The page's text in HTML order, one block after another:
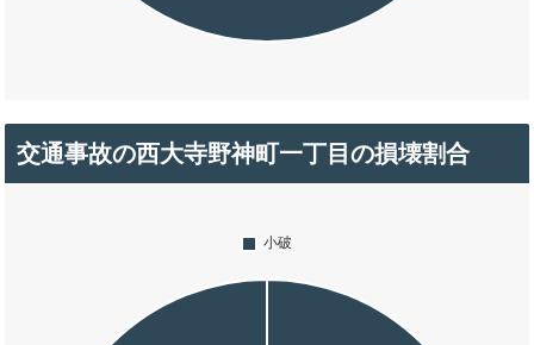
交通事故の西大寺野神町一丁目の損壊割合